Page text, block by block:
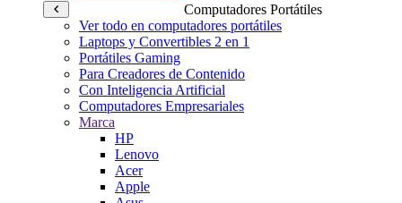
Computadores Portátiles
Ver todo en computadores portátiles
Laptops y Convertibles 2 en 1
Portátiles Gaming
Para Creadores de Contenido
Con Inteligencia Artificial
Computadores Empresariales
Marca
HP
Lenovo
Acer
Apple